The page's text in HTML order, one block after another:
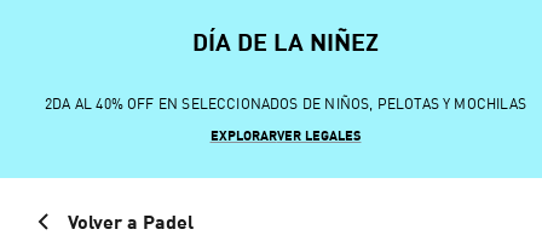
DÍA DE LA NIÑEZ
2DA AL 40% OFF EN SELECCIONADOS DE NIÑOS, PELOTAS Y MOCHILAS
EXPLORARVER LEGALES
Volver a Padel